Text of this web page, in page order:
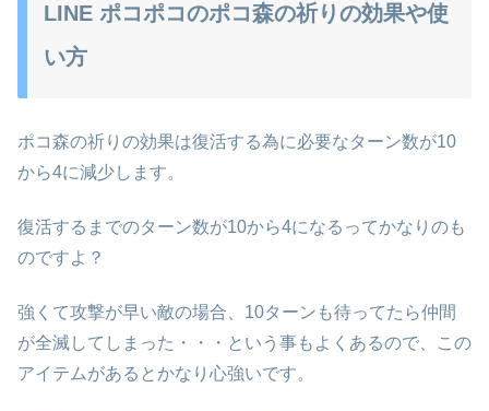
LINE ポコポコのポコ森の祈りの効果や使
い方
ポコ森の祈りの効果は復活する為に必要なターン数が10
から4に減少します。
復活するまでのターン数が10から4になるってかなりのも
のですよ？
強くて攻撃が早い敵の場合、10ターンも待ってたら仲間
が全滅してしまった・・・という事もよくあるので、この
アイテムがあるとかなり心強いです。